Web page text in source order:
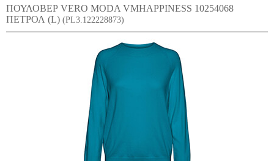
ΠΟΥΛΟΒΕΡ VERO MODA VMHAPPINESS 10254068
ΠΕΤΡΟΛ (L) (PL3.122228873)